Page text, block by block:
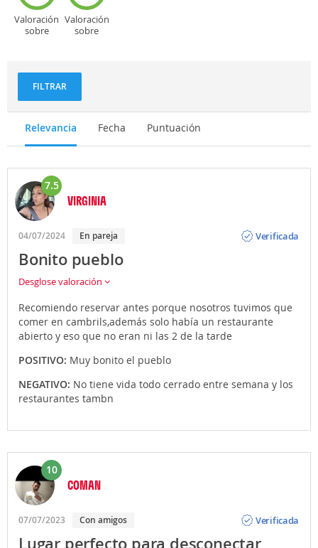
Valoración
sobre
Valoración
sobre
FILTRAR
Relevancia Fecha Puntuación
7.5
VIRGINIA
04/07/2024 En pareja
Verificada
Bonito pueblo
Desglose valoración
Recomiendo reservar antes porque nosotros tuvimos que
comer en cambrils,además solo había un restaurante
abierto y eso que no eran ni las 2 de la tarde
POSITIVO: Muy bonito el pueblo
NEGATIVO: No tiene vida todo cerrado entre semana y los
restaurantes tambn
10
COMAN
07/07/2023 Con amigos
Verificada